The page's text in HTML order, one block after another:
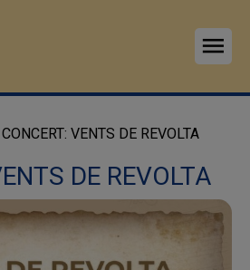
menu
CONCERT: VENTS DE REVOLTA
DE REVOLTA